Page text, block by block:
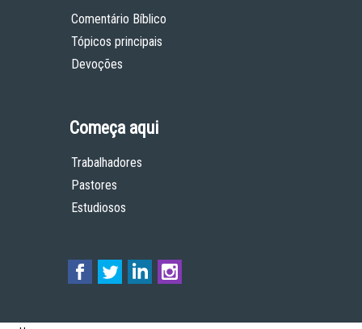
Comentário Bíblico
Tópicos principais
Devoções
Começa aqui
Trabalhadores
Pastores
Estudiosos